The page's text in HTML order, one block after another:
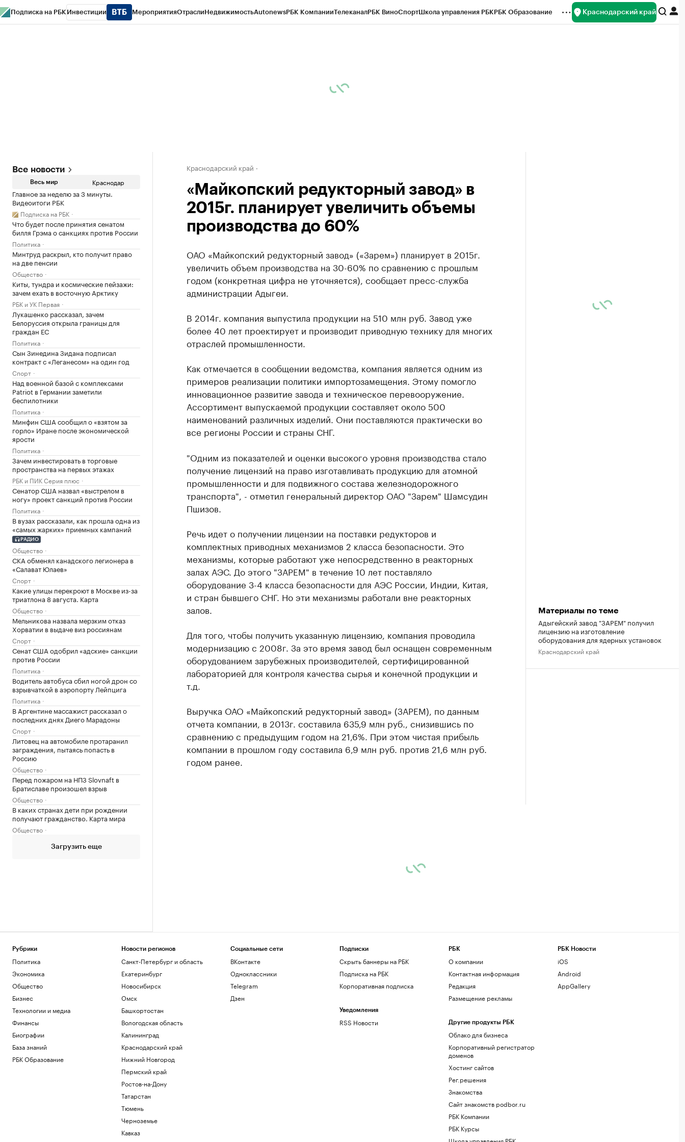
Подписка на РБК Инвестиции МероприятияОтраслиНедвижимостьAutonewsРБК КомпанииТелеканалРБК ВиноСпортШкола управления РБКРБК Образование Краснодарский край
Все новости
Весь мир Краснодар
Главное за неделю за 3 минуты.
Видеоитоги РБК
Подписка на РБК
Что будет после принятия сенатом
билля Грэма о санкциях против России
Политика
Минтруд раскрыл, кто получит право
на две пенсии
Общество
Киты, тундра и космические пейзажи:
зачем ехать в восточную Арктику
РБК и УК Первая
Лукашенко рассказал, зачем
Белоруссия открыла границы для
граждан ЕС
Политика
Сын Зинедина Зидана подписал
контракт с «Леганесом» на один год
Спорт
Над военной базой с комплексами
Patriot в Германии заметили
беспилотники
Политика
Минфин США сообщил о «взятом за
горло» Иране после экономической
ярости
Политика
Зачем инвестировать в торговые
пространства на первых этажах
РБК и ПИК Серия плюс
Сенатор США назвал «выстрелом в
ногу» проект санкций против России
Политика
В вузах рассказали, как прошла одна из
«самых жарких» приемных кампаний
РАДИО
Общество
СКА обменял канадского легионера в
«Салават Юлаев»
Спорт
Какие улицы перекроют в Москве из-за
триатлона 8 августа. Карта
Общество
Мельникова назвала мерзким отказ
Хорватии в выдаче виз россиянам
Спорт
Сенат США одобрил «адские» санкции
против России
Политика
Водитель автобуса сбил ногой дрон со
взрывчаткой в аэропорту Лейпцига
Политика
В Аргентине массажист рассказал о
последних днях Диего Марадоны
Спорт
Литовец на автомобиле протаранил
заграждения, пытаясь попасть в
Россию
Общество
Перед пожаром на НПЗ Slovnaft в
Братиславе произошел взрыв
Общество
В каких странах дети при рождении
получают гражданство. Карта мира
Общество
Загрузить еще
Краснодарский край
«Майкопский редукторный завод» в
2015г. планирует увеличить объемы
производства до 60%
ОАО «Майкопский редукторный завод» («Зарем») планирует в 2015г.
увеличить объем производства на 30-60% по сравнению с прошлым
годом (конкретная цифра не уточняется), сообщает пресс-служба
администрации Адыгеи.
В 2014г. компания выпустила продукции на 510 млн руб. Завод уже
более 40 лет проектирует и производит приводную технику для многих
отраслей промышленности.
Как отмечается в сообщении ведомства, компания является одним из
примеров реализации политики импортозамещения. Этому помогло
инновационное развитие завода и техническое перевооружение.
Ассортимент выпускаемой продукции составляет около 500
наименований различных изделий. Они поставляются практически во
все регионы России и страны СНГ.
"Одним из показателей и оценки высокого уровня производства стало
получение лицензий на право изготавливать продукцию для атомной
промышленности и для подвижного состава железнодорожного
транспорта", - отметил генеральный директор ОАО "Зарем" Шамсудин
Пшизов.
Речь идет о получении лицензии на поставки редукторов и
комплектных приводных механизмов 2 класса безопасности. Это
механизмы, которые работают уже непосредственно в реакторных
залах АЭС. До этого "ЗАРЕМ" в течение 10 лет поставляло
оборудование 3-4 класса безопасности для АЭС России, Индии, Китая,
и стран бывшего СНГ. Но эти механизмы работали вне реакторных
залов.
Для того, чтобы получить указанную лицензию, компания проводила
модернизацию с 2008г. За это время завод был оснащен современным
оборудованием зарубежных производителей, сертифицированной
лабораторией для контроля качества сырья и конечной продукции и
т.д.
Выручка ОАО «Майкопский редукторный завод» (ЗАРЕМ), по данным
отчета компании, в 2013г. составила 635,9 млн руб., снизившись по
сравнению с предыдущим годом на 21,6%. При этом чистая прибыль
компании в прошлом году составила 6,9 млн руб. против 21,6 млн руб.
годом ранее.
Материалы по теме
Адыгейский завод "ЗАРЕМ" получил
лицензию на изготовление
оборудования для ядерных установок
Краснодарский край
Рубрики
Политика
Экономика
Общество
Бизнес
Технологии и медиа
Финансы
Биографии
База знаний
РБК Образование
Новости регионов
Санкт-Петербург и область
Екатеринбург
Новосибирск
Омск
Башкортостан
Вологодская область
Калининград
Краснодарский край
Нижний Новгород
Пермский край
Ростов-на-Дону
Татарстан
Тюмень
Черноземье
Кавказ
Социальные сети
ВКонтакте
Одноклассники
Telegram
Дзен
Подписки
Скрыть баннеры на РБК
Подписка на РБК
Корпоративная подписка
Уведомления
RSS Новости
РБК
О компании
Контактная информация
Редакция
Размещение рекламы
Другие продукты РБК
Облако для бизнеса
Корпоративный регистратор
доменов
Хостинг сайтов
Рег.решения
Знакомства
Сайт знакомств podbor.ru
РБК Компании
РБК Курсы
РБК Новости
iOS
Android
AppGallery